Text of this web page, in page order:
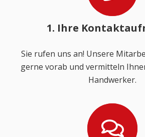
1. Ihre
Sie rufen uns an! Unsere
gerne vorab und vermitteln
Handwerker.